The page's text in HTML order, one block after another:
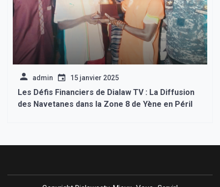
admin 15 janvier 2025
Les Défis Financiers de Dialaw TV : La Diffusion
des Navetanes dans la Zone 8 de Yène en Péril